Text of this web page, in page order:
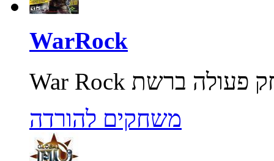
WarRock
משחקים להורדה